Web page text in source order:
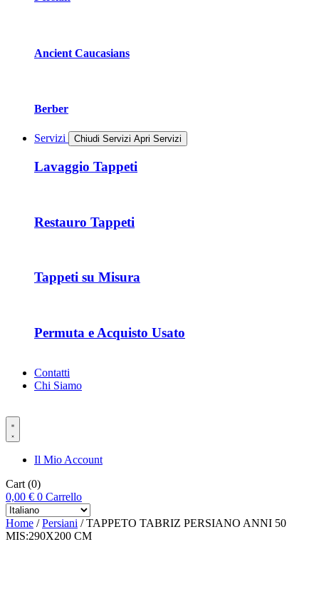
Ancient Caucasians
Berber
Servizi Chiudi Servizi Apri Servizi
Lavaggio Tappeti
Restauro Tappeti
Tappeti su Misura
Permuta e Acquisto Usato
Contatti
Chi Siamo
Il Mio Account
Cart (0)
0,00 € 0 Carrello
Home /Persiani / TAPPETO TABRIZ PERSIANO ANNI 50
MIS:290X200 CM